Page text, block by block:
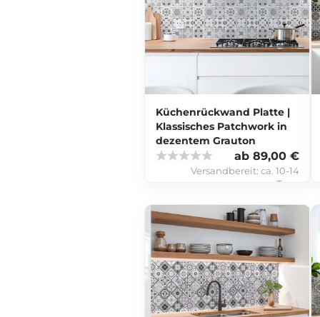
Küchenrückwand Platte |
Klassisches Patchwork in
dezentem Grauton
ab 89,00 €
Versandbereit: ca. 10-14
Tage